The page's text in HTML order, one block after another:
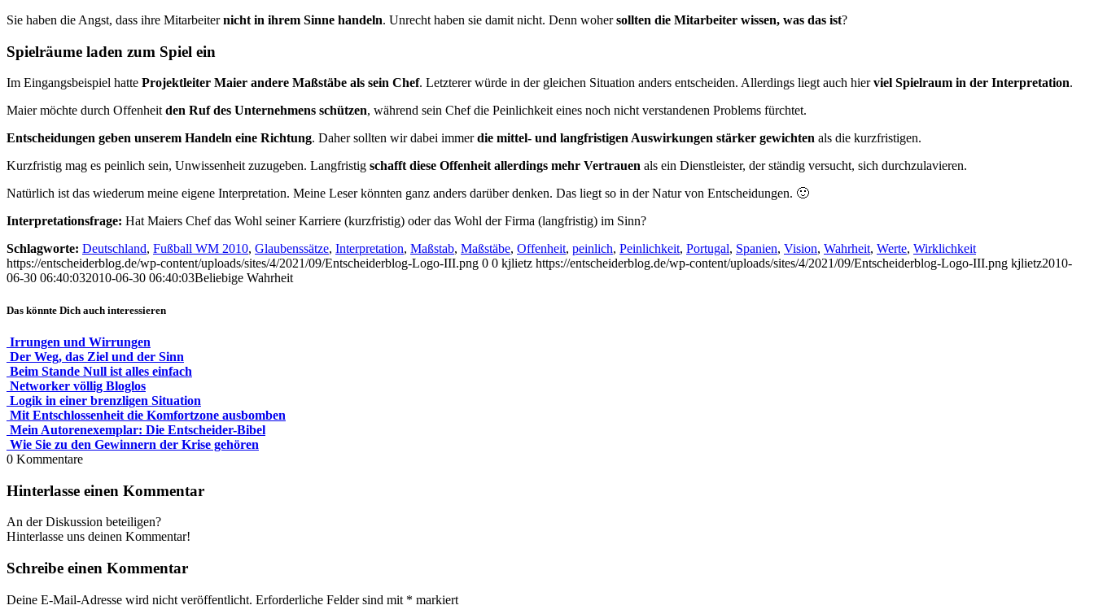
Sie haben die Angst, dass ihre Mitarbeiternicht in ihrem Sinne han­deln. Unrecht haben sie damit nicht. Denn wohersollten die Mitarbei­ter wissen, was das ist?
Spielräume laden zum Spiel ein
Im Eingangsbeispiel hatte Projektleiter Maier andere Maßstäbe als sein Chef. Letzterer würde in der gleichen Situation anders ent­schei­den. Allerdings liegt auch hierviel Spielraum in der Interpretation.
Maier möchte durch Offenheitden Ruf des Unternehmens schützen, während sein Chef die Peinlichkeit eines noch nicht verstandenen Pro­blems fürchtet.
Entscheidungen geben unserem Handeln eine Richtung. Daher soll­ten wir dabei immerdie mittel- und langfristigen Auswirkungen stär­ker gewichten als die kurzfristigen.
Kurzfristig mag es peinlich sein, Unwissenheit zuzugeben. Langfristig schafft diese Offenheit allerdings mehr Vertrauen als ein Dienst­leis­ter, der ständig versucht, sich durchzulavieren.
Natürlich ist das wiederum meine eigene Interpretation. Meine Leser könnten ganz anders darüber denken. Das liegt so in der Natur von Entscheidungen. 🙂
Interpretationsfrage: Hat Maiers Chef das Wohl seiner Karriere (kurz­fristig) oder das Wohl der Firma (langfristig) im Sinn?
Schlagworte: Deutschland, Fußball WM 2010, Glaubenssätze, Interpretation, Maßstab, Maßstäbe, Offenheit, peinlich, Peinlichkeit, Portugal, Spanien, Vision, Wahrheit, Werte, Wirklichkeit
https://entscheiderblog.de/wp-content/uploads/sites/4/2021/09/Entscheiderblog-Logo-III.png 0 0 kjlietz https://entscheiderblog.de/wp-content/uploads/sites/4/2021/09/Entscheiderblog-Logo-III.png kjlietz2010-
06-30 06:40:032010-06-30 06:40:03Beliebige Wahrheit
Das könnte Dich auch interessieren
Irrungen und Wirrungen
Der Weg, das Ziel und der Sinn
Beim Stande Null ist alles einfach
Networker völlig Bloglos
Logik in einer brenzligen Situation
Mit Entschlossenheit die Komfortzone ausbomben
Mein Autorenexemplar: Die Entscheider-Bibel
Wie Sie zu den Gewinnern der Krise gehören
0 Kommentare
Hinterlasse einen Kommentar
An der Diskussion beteiligen?
Hinterlasse uns deinen Kommentar!
Schreibe einen Kommentar
Deine E-Mail-Adresse wird nicht veröffentlicht. Erforderliche Felder sind mit * markiert